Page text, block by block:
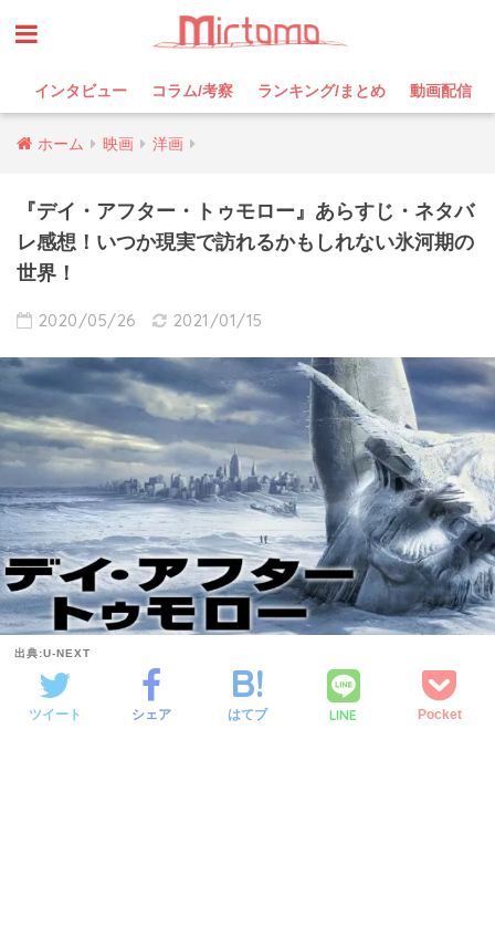
インタビュー コラム/考察 ランキング/まとめ 動画配信
ホーム 映画 洋画
『デイ・アフター・トゥモロー』あらすじ・ネタバ
レ感想！いつか現実で訪れるかもしれない氷河期の
世界！
2020/05/26 2021/01/15
出典:U-NEXT
ツイート シェア はてブ LINE Pocket